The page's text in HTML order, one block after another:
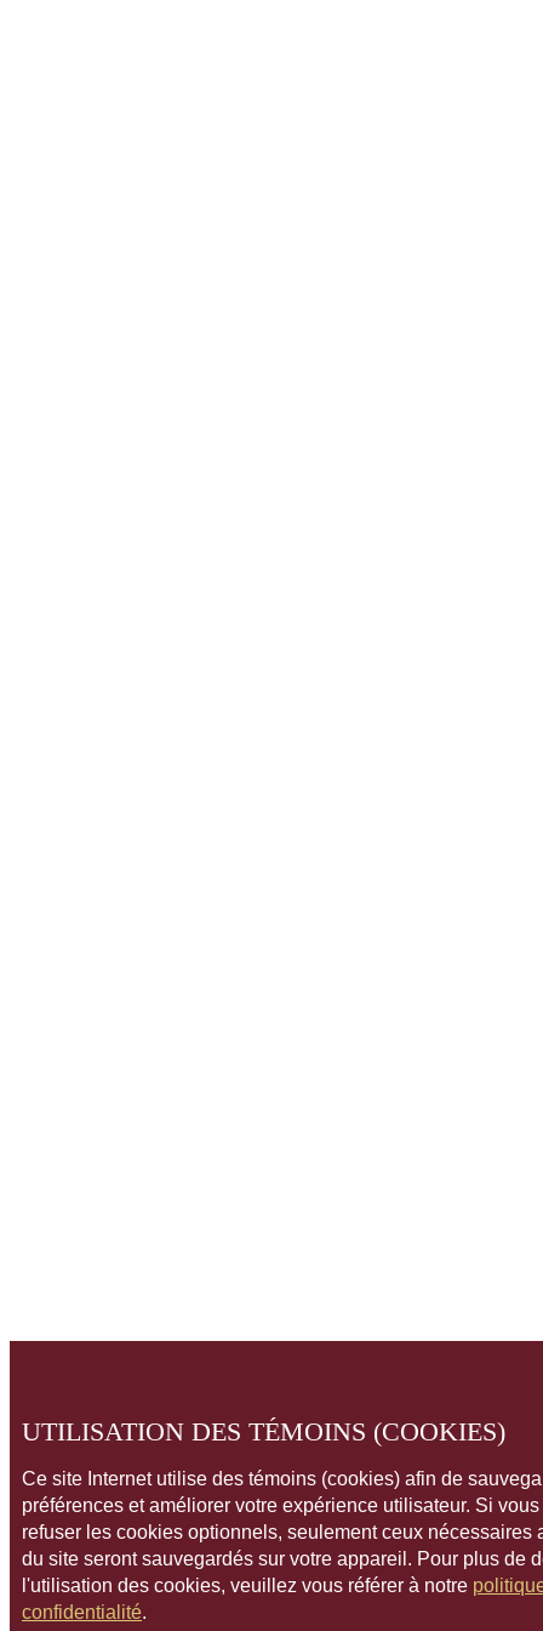
UTILISATION DES TÉMOINS (COOKIES)
Ce site Internet utilise des témoins (cookies) afin de
préférences et améliorer votre expérience utilisateur. Si
refuser les cookies optionnels, seulement ceux nécessaires
du site seront sauvegardés sur votre appareil. Pour plus de
l'utilisation des cookies, veuillez vous référer à notre
confidentialité.